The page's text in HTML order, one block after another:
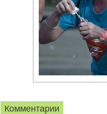
Комментарии